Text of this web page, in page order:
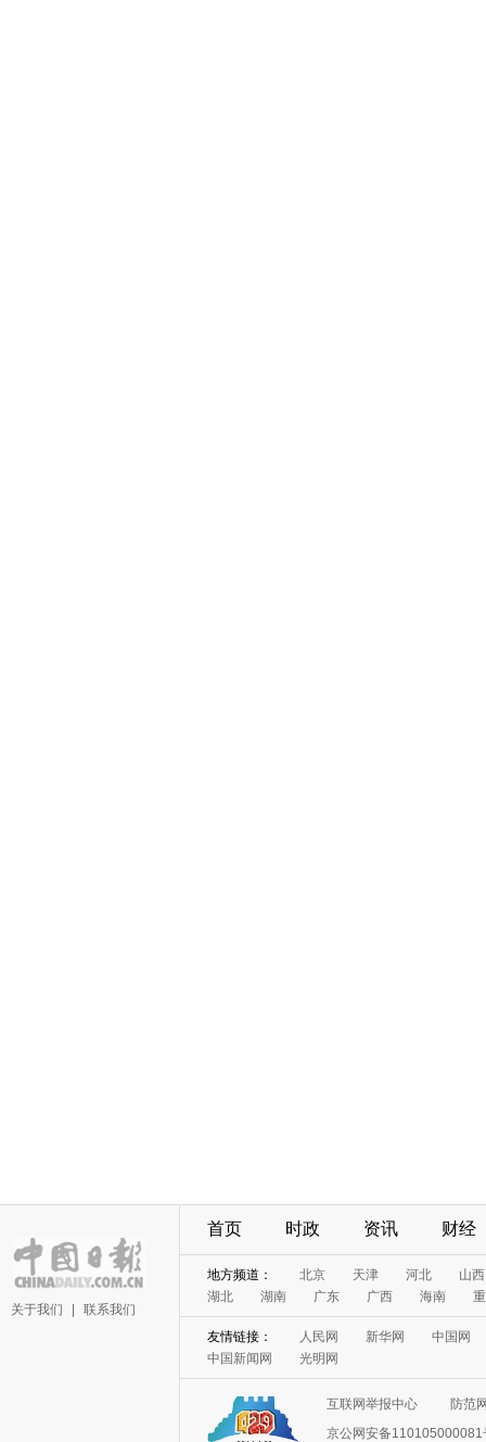
关于我们 联系我们
首页 时政 资讯 财经
地方频道： 北京 天津 河北
山西
湖北
湖南 广东 广西 海南
友情链接： 人民网 新华网
中国网
中国新闻网
光明网
互联网举报中心
防范
京公网安备110105000081